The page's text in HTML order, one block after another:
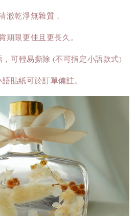
澈乾淨無雜質，
期限更佳且更長久。
可輕易撕除 (不可指定小語款式)
貼紙可於訂單備註。